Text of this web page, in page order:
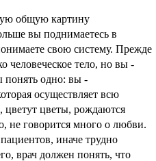
общую картину
вы поднимаетесь в
свою систему. Прежде
человеческое тело, но вы -
понять одно: вы -
осуществляет всю
цветут цветы, рождаются
не говорится много о любви.
иначе трудно
врач должен понять, что